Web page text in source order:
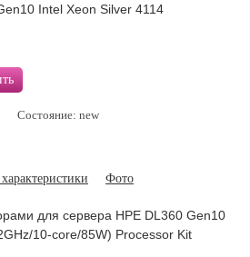
Intel Xeon Silver 4114
Состояние: new
Фото
для сервера HPE DL360 Gen10
10-core/85W) Processor Kit